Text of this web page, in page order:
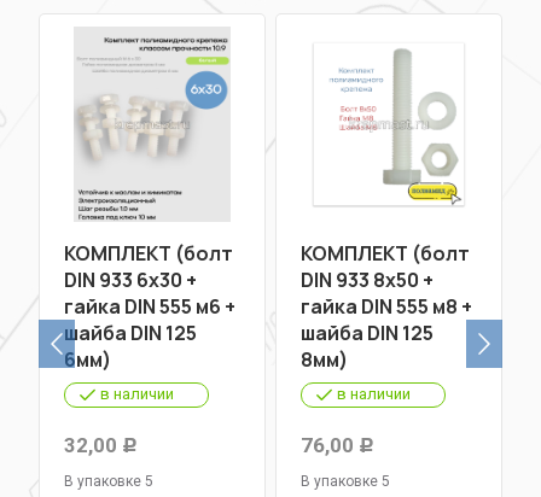
КОМПЛЕКТ (болт
DIN 933 6х30 +
гайка DIN 555 м6 +
шайба DIN 125
6мм)
в наличии
32,00 Р
В упаковке 5
КОМПЛЕКТ (болт
DIN 933 8х50 +
гайка DIN 555 м8 +
шайба DIN 125
8мм)
в наличии
76,00 Р
В упаковке 5